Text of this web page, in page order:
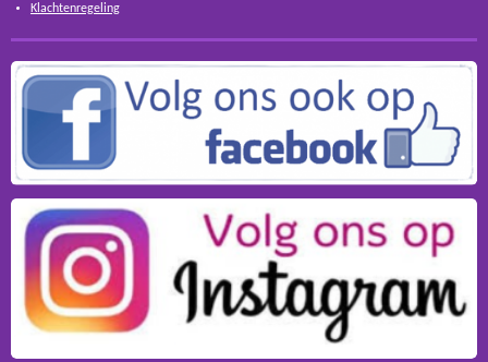
Klachtenregeling